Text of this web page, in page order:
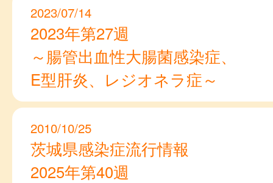
2023/07/14
2023年第27週
～腸管出血性大腸菌感染症、
E型肝炎、レジオネラ症～
2010/10/25
茨城県感染症流行情報
2025年第40週